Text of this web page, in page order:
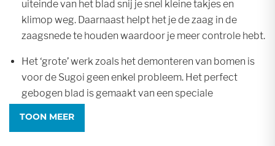
uiteinde van het blad snij je snel kleine takjes en
klimop weg. Daarnaast helpt het je de zaag in de
zaagsnede te houden waardoor je meer controle hebt.
Het ‘grote’ werk zoals het demonteren van bomen is
voor de Sugoi geen enkel probleem. Het perfect
gebogen blad is gemaakt van een speciale
TOON MEER